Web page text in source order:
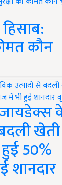
कौन
खेती
50%
शानदार